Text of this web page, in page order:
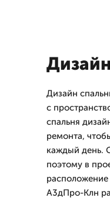
Дизайн
с
спальня
ремонта,
каждый день.
поэтому в
А3дПро-Клн